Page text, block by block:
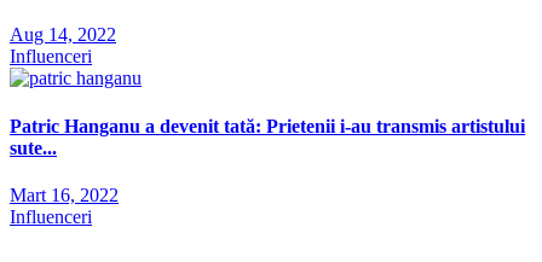
Aug 14, 2022
Influenceri
Patric Hanganu a devenit tată: Prietenii i-au transmis artistului
sute...
Mart 16, 2022
Influenceri